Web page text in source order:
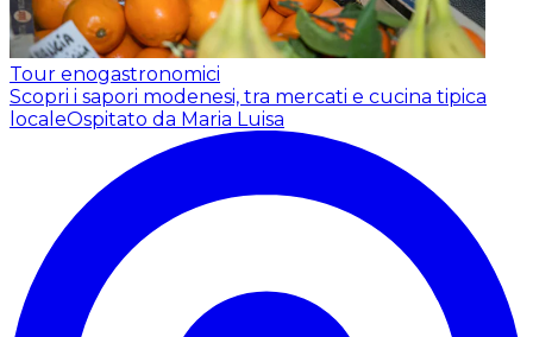
Tour enogastronomici
Scopri i sapori modenesi, tra mercati e cucina tipica
localeOspitato da Maria Luisa